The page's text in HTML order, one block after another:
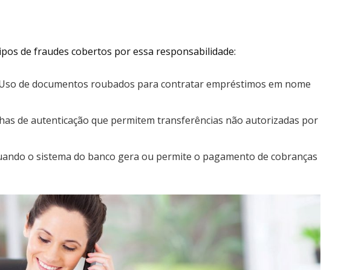
de fraudes cobertos por essa responsabilidade:
de documentos roubados para contratar empréstimos em nome
de autenticação que permitem transferências não autorizadas por
o sistema do banco gera ou permite o pagamento de cobranças